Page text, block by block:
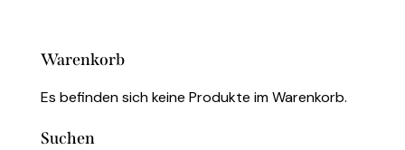
Warenkorb
Es befinden sich keine Produkte im Warenkorb.
Suchen